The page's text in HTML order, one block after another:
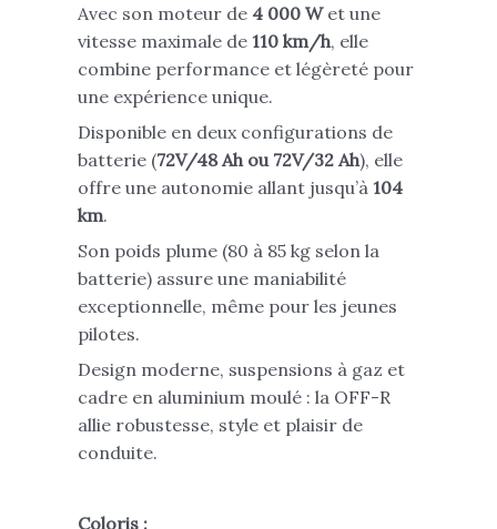
Avec son moteur de 4 000 Wet une
vitesse maximale de 110 km/h, elle
combine performance et légèreté pour
une expérience unique.
Disponible en deux configurations de
batterie (72V/48 Ah ou 72V/32 Ah), elle
offre une autonomie allant jusqu’à 104
km.
Son poids plume (80 à 85 kg selon la
batterie) assure une maniabilité
exceptionnelle, même pour les jeunes
pilotes.
Design moderne, suspensions à gaz et
cadre en aluminium moulé : la OFF-R
allie robustesse, style et plaisir de
conduite.
Coloris :